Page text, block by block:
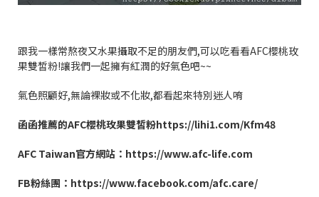
跟我一樣常熬夜又水果攝取不足的朋友們,可以吃看看AFC櫻桃玫
果雙皙粉!讓我們一起擁有紅潤的好氣色吧~~
氣色照顧好,無論裸妝或不化妝,都看起來特別迷人唷
函函推薦的AFC櫻桃玫果雙皙粉https://lihi1.com/Kfm48
AFC Taiwan官方網站： https://www.afc-life.com
FB粉絲團： https://www.facebook.com/afc.care/